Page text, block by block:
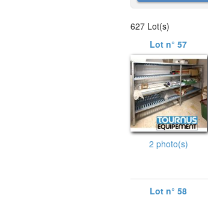
627 Lot(s)
Lot n° 57
2 photo(s)
Lot n° 58